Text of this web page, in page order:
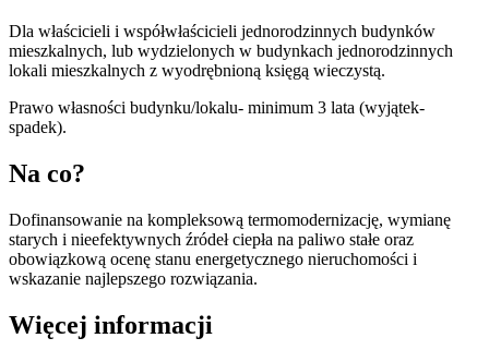
Dla właścicieli i współwłaścicieli jednorodzinnych budynków
mieszkalnych, lub wydzielonych w budynkach jednorodzinnych
lokali mieszkalnych z wyodrębnioną księgą wieczystą.
Prawo własności budynku/lokalu- minimum 3 lata (wyjątek-
spadek).
Na co?
Dofinansowanie na kompleksową termomodernizację, wymianę
starych i nieefektywnych źródeł ciepła na paliwo stałe oraz
obowiązkową ocenę stanu energetycznego nieruchomości i
wskazanie najlepszego rozwiązania.
Więcej informacji